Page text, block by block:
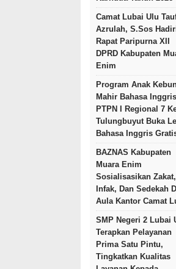
Camat Lubai Ulu
Azrulah, S.Sos
Rapat Paripurna XII
DPRD Kabupaten
Enim
Program Anak
Mahir Bahasa
PTPN I Regional 7
Tulungbuyut Buka
Bahasa Inggris
BAZNAS Kabupaten
Muara Enim
Sosialisasikan Zakat,
Infak, Dan Sedekah
Aula Kantor Camat
SMP Negeri 2 Lubai
Terapkan Pelayanan
Prima Satu Pintu,
Tingkatkan Kualitas